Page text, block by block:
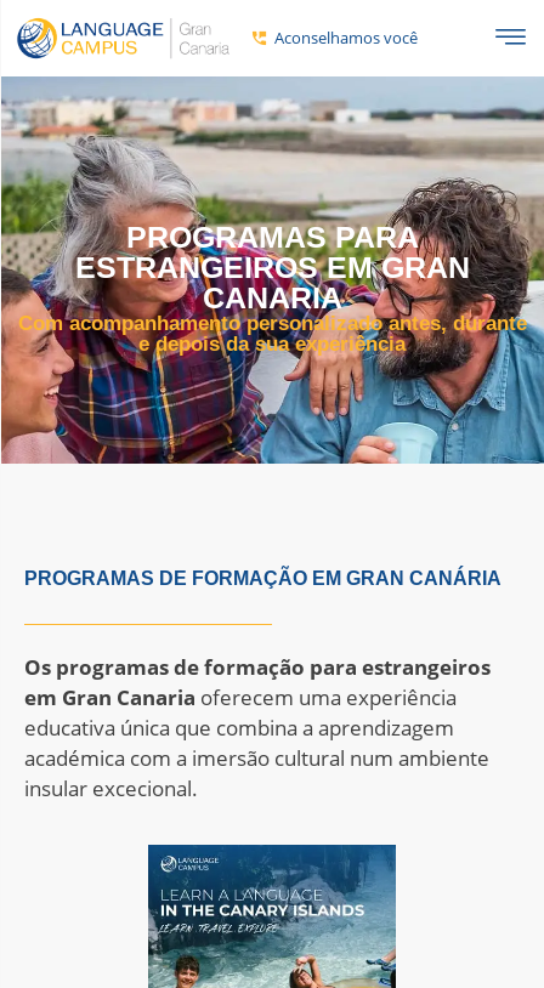
Aconselhamos você
PROGRAMAS PARA
ESTRANGEIROS EM GRAN
CANARIA
Com acompanhamento personalizado antes, durante
e depois da sua experiência
PROGRAMAS DE FORMAÇÃO EM GRAN CANÁRIA
Os programas de formação para estrangeiros
em Gran Canaria oferecem uma experiência
educativa única que combina a aprendizagem
académica com a imersão cultural num ambiente
insular excecional.